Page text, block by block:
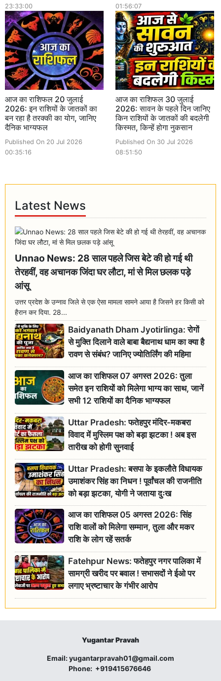
23:33:00
01:56:07
आज का राशिफल 20 जुलाई
2026: इन राशियों के जातकों का
बन रहा है तरक्की का योग, जानिए
दैनिक भाग्यफल
Published On 20 Jul 2026
00:35:16
आज का राशिफल 30 जुलाई
2026: सावन के पहले दिन जानिए
किन राशियों के जातकों की बदलेगी
किस्मत, किन्हें होगा नुकसान
Published On 30 Jul 2026
08:51:50
Latest News
Unnao News: 28 साल पहले जिस बेटे की हो गई थी
तेरहवीं, वह अचानक जिंदा घर लौटा, मां से मिल छलक पड़े
आंसू
उत्तर प्रदेश के उन्नाव जिले से एक ऐसा मामला सामने आया है जिसने हर किसी को
हैरान कर दिया. 28...
Baidyanath Dham Jyotirlinga: रोगों
से मुक्ति दिलाने वाले बाबा बैद्यनाथ धाम का क्या है
रावण से संबंध? जानिए ज्योतिर्लिंग की महिमा
आज का राशिफल 07 अगस्त 2026: तुला
समेत इन राशियों को मिलेगा भाग्य का साथ, जानें
सभी 12 राशियों का दैनिक भाग्यफल
Uttar Pradesh: फतेहपुर मंदिर-मकबरा
विवाद में मुस्लिम पक्ष को बड़ा झटका ! अब इस
तारीख को होगी सुनवाई
Uttar Pradesh: बसपा के इकलौते विधायक
उमाशंकर सिंह का निधन ! पूर्वांचल की राजनीति
को बड़ा झटका, योगी ने जताया दुःख
आज का राशिफल 05 अगस्त 2026: सिंह
राशि वालों को मिलेगा सम्मान, तुला और मकर
राशि के लोग रहें सतर्क
Fatehpur News: फतेहपुर नगर पालिका में
सामग्री खरीद पर बवाल ! सभासदों ने ईओ पर
लगाए भ्रष्टाचार के गंभीर आरोप
Yugantar Pravah
Email:yugantarpravah01@gmail.com
Phone: +919415676646